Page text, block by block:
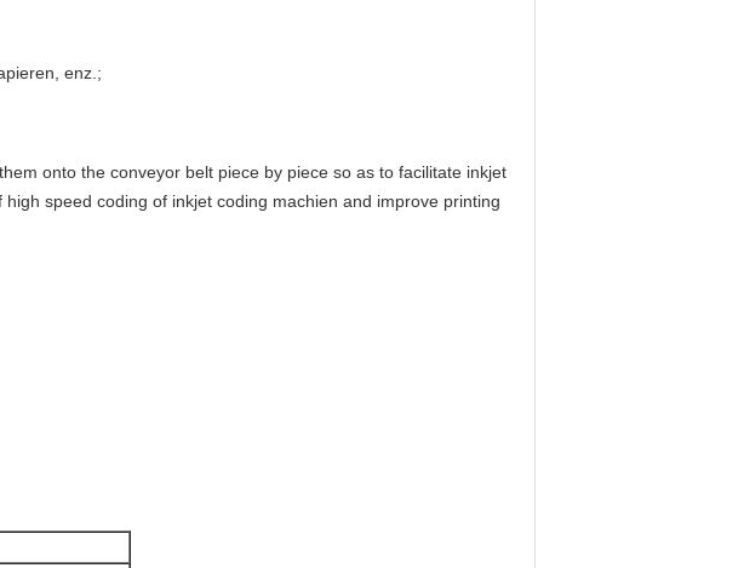
enz.;
onto the conveyor belt piece by piece so as to facilitate inkjet
speed coding of inkjet coding machien and improve printing